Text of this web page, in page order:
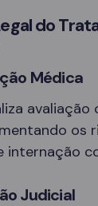
do
Médica
avaliação
os
internação
Judicial